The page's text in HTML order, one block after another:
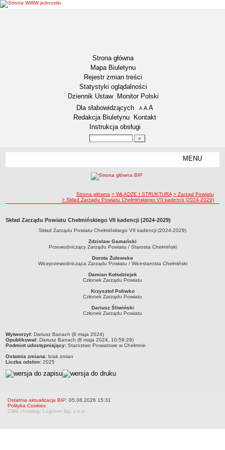
Strona główna
Mapa Biuletynu
Rejestr zmian treści
Statystyki oglądalności
Dziennik Ustaw
Monitor Polski
Menu dodatkowe
Dla słabowidzących A pomniejsz czcionkę
A standardowy rozmiar czcionki
A
Redakcja Biuletynu
Kontakt
Instrukcja obsługi
MENU
Koordynator ds. dostępności
Plan działania na rzecz poprawy zapewnienia dostępności
Dane podstawowe i lokalizacja
Regulamin organizacyjny
Praca w urzędzie - archiwum
Adres i godziny pracy
Procedura antymobbingowa
ścieżka nawigacji
Strona główna > WŁADZE I STRUKTURA > Zarząd Powiatu
> Skład Zarządu Powiatu Chełmińskiego VII kadencji (2024-2029)
Skład Zarządu Powiatu Chełmińskiego VII kadencji (2024-2029)
Skład Zarządu Powiatu Chełmińskiego VII kadencji (2024-2029)
Zdzisław Gamański
Przewodniczący Zarządu Powiatu / Starosta Chełmiński
Dorota Żulewska
Wiceprzewodnicząca Zarządu Powiatu / Wicestarosta Chełmiński
Damian Kołodziejek
Członek Zarządu Powiatu
Krzysztof Poliwko
Członek Zarządu Powiatu
Dariusz Śliwiński
Członek Zarządu Powiatu
metryczka
Wytworzył: Dariusz Banach (8 maja 2024)
Opublikował: Dariusz Banach (8 maja 2024, 10:59:29)
Podmiot udostępniający: Starostwo Powiatowe w Chełmnie
Ostatnia zmiana: brak zmian
Liczba odsłon: 2025
Ostatnia aktualizacja BIP: 05.08.2026 15:31
Polityka Cookies
CMS i hosting: Logonet Sp. z o.o.